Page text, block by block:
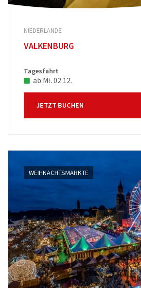
NIEDERLANDE
VALKENBURG
Tagesfahrt
ab Mi. 02.12.
JETZT BUCHEN
WEIHNACHTSMÄRKTE